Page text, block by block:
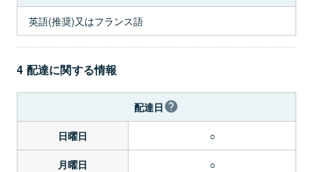
英語(推奨)又はフランス語
4 配達に関する情報
配達日
日曜日 ○
月曜日 ○